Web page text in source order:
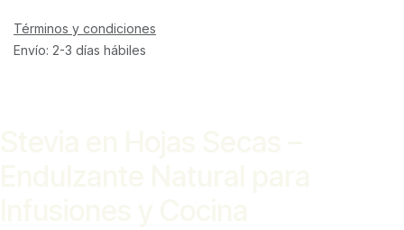
Términos y condiciones
Envío: 2-3 días hábiles